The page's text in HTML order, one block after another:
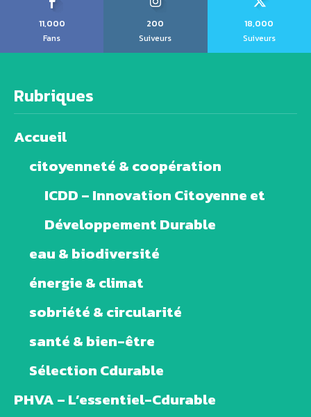
11,000
Fans
200
Suiveurs
18,000
Suiveurs
Rubriques
Accueil
citoyenneté & coopération
ICDD – Innovation Citoyenne et
Développement Durable
eau & biodiversité
énergie & climat
sobriété & circularité
santé & bien-être
Sélection Cdurable
PHVA – L’essentiel-Cdurable